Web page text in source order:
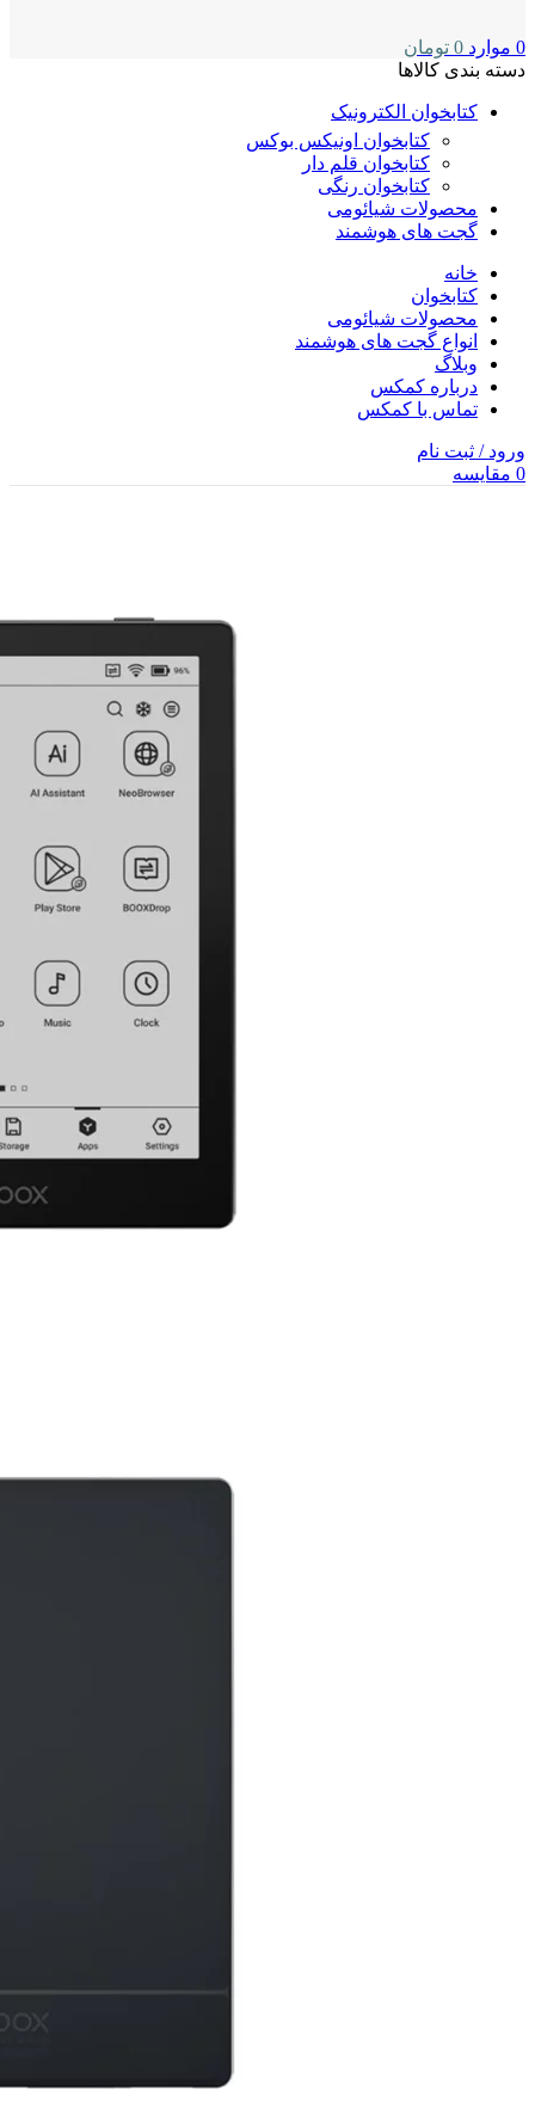
0 موارد 0 تومان
دسته بندی کالاها
کتابخوان الکترونیک
کتابخوان اونیکس بوکس
کتابخوان قلم دار
کتابخوان رنگی
محصولات شیائومی
گجت های هوشمند
خانه
کتابخوان
محصولات شیائومی
انواع گجت ‌های هوشمند
وبلاگ
درباره کمکس
تماس با کمکس
ورود / ثبت نام
0 مقایسه